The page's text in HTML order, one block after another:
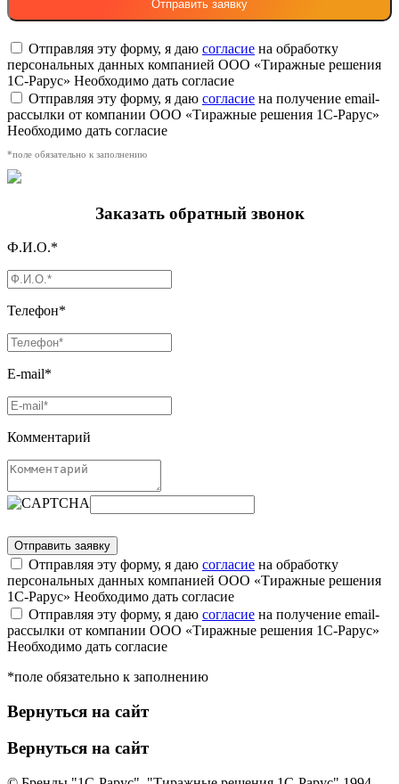
Отправляя эту форму, я даю согласие на обработку
персональных данных компанией ООО «Тиражные решения
1С-Рарус» Необходимо дать согласие
Отправляя эту форму, я даю согласие на получение email-
рассылки от компании ООО «Тиражные решения 1С-Рарус»
Необходимо дать согласие
*поле обязательно к заполнению
Заказать обратный звонок
Ф.И.О.*
Телефон*
E-mail*
Комментарий
Отправляя эту форму, я даю согласие на обработку
персональных данных компанией ООО «Тиражные решения
1С-Рарус» Необходимо дать согласие
Отправляя эту форму, я даю согласие на получение email-
рассылки от компании ООО «Тиражные решения 1С-Рарус»
Необходимо дать согласие
*поле обязательно к заполнению
Вернуться на сайт
Вернуться на сайт